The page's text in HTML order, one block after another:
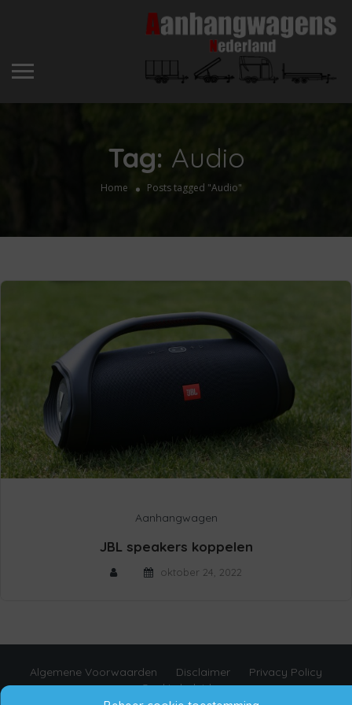
Tag: Audio
Home Posts tagged "Audio"
Aanhangwagen
JBL speakers koppelen
oktober 24, 2022
Algemene Voorwaarden Disclaimer
Privacy Policy
Cookie beleid